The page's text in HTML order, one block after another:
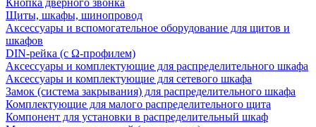
Кнопка дверного звонка
Щиты, шкафы, шинопровод
Аксессуары и вспомогательное оборудование для щитов и
шкафов
DIN-рейка (с Ω-профилем)
Аксессуары и комплектующие для распределительного шкафа
Аксессуары и комплектующие для сетевого шкафа
Замок (система закрывания) для распределительного шкафа
Комплектующие для малого распределительного щита
Компонент для установки в распределительный шкаф